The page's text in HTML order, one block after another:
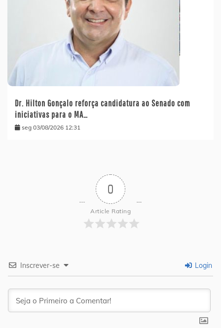
Dr. Hilton Gonçalo reforça candidatura ao Senado com
iniciativas para o MA…
seg 03/08/2026 12:31
0
Article Rating
Inscrever-se Login